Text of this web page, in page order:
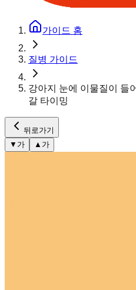
가이드 홈
질병 가이드
강아지 눈에 이물질이 들
갈 타이밍
뒤로가기
▼ 가 ▲ 가